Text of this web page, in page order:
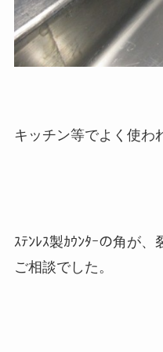
キッチン等でよく使わ
ｽﾃﾝﾚｽ製ｶｳﾝﾀｰの角が
ご相談でした。